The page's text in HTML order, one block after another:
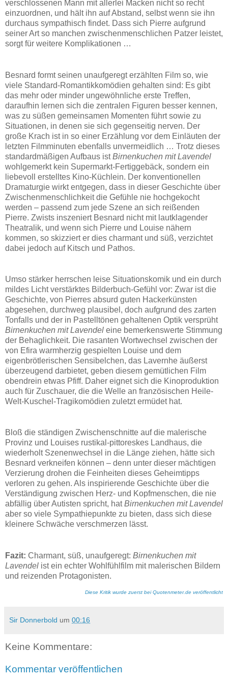
verschlossenen Mann mit allerlei Macken nicht so recht
einzuordnen, und hält ihn auf Abstand, selbst wenn sie ihn
durchaus sympathisch findet. Dass sich Pierre aufgrund
seiner Art so manchen zwischenmenschlichen Patzer leistet,
sorgt für weitere Komplikationen …
Besnard formt seinen unaufgeregt erzählten Film so, wie
viele Standard-Romantikkomödien gehalten sind: Es gibt
das mehr oder minder ungewöhnliche erste Treffen,
daraufhin lernen sich die zentralen Figuren besser kennen,
was zu süßen gemeinsamen Momenten führt sowie zu
Situationen, in denen sie sich gegenseitig nerven. Der
große Krach ist in so einer Erzählung vor dem Einläuten der
letzten Filmminuten ebenfalls unvermeidlich … Trotz dieses
standardmäßigen Aufbaus istBirnenkuchen mit Lavendel
wohlgemerkt kein Supermarkt-Fertiggebäck, sondern ein
liebevoll erstelltes Kino-Küchlein. Der konventionellen
Dramaturgie wirkt entgegen, dass in dieser Geschichte über
Zwischenmenschlichkeit die Gefühle nie hochgekocht
werden – passend zum jede Szene an sich reißenden
Pierre. Zwists inszeniert Besnard nicht mit lautklagender
Theatralik, und wenn sich Pierre und Louise nähern
kommen, so skizziert er dies charmant und süß, verzichtet
dabei jedoch auf Kitsch und Pathos.
Umso stärker herrschen leise Situationskomik und ein durch
mildes Licht verstärktes Bilderbuch-Gefühl vor: Zwar ist die
Geschichte, von Pierres absurd guten Hackerkünsten
abgesehen, durchweg plausibel, doch aufgrund des zarten
Tonfalls und der in Pastelltönen gehaltenen Optik versprüht
Birnenkuchen mit Lavendel eine bemerkenswerte Stimmung
der Behaglichkeit. Die rasanten Wortwechsel zwischen der
von Efira warmherzig gespielten Louise und dem
eigenbrötlerischen Sensibelchen, das Lavernhe äußerst
überzeugend darbietet, geben diesem gemütlichen Film
obendrein etwas Pfiff. Daher eignet sich die Kinoproduktion
auch für Zuschauer, die die Welle an französischen Heile-
Welt-Kuschel-Tragikomödien zuletzt ermüdet hat.
Bloß die ständigen Zwischenschnitte auf die malerische
Provinz und Louises rustikal-pittoreskes Landhaus, die
wiederholt Szenenwechsel in die Länge ziehen, hätte sich
Besnard verkneifen können – denn unter dieser mächtigen
Verzierung drohen die Feinheiten dieses Geheimtipps
verloren zu gehen. Als inspirierende Geschichte über die
Verständigung zwischen Herz- und Kopfmenschen, die nie
abfällig über Autisten spricht, hatBirnenkuchen mit Lavendel
aber so viele Sympathiepunkte zu bieten, dass sich diese
kleinere Schwäche verschmerzen lässt.
Fazit: Charmant, süß, unaufgeregt: Birnenkuchen mit
Lavendel ist ein echter Wohlfühlfilm mit malerischen Bildern
und reizenden Protagonisten.
Diese Kritik wurde zuerst bei Quotenmeter.de veröffentlicht
Sir Donnerbold um 00:16
Keine Kommentare:
Kommentar veröffentlichen